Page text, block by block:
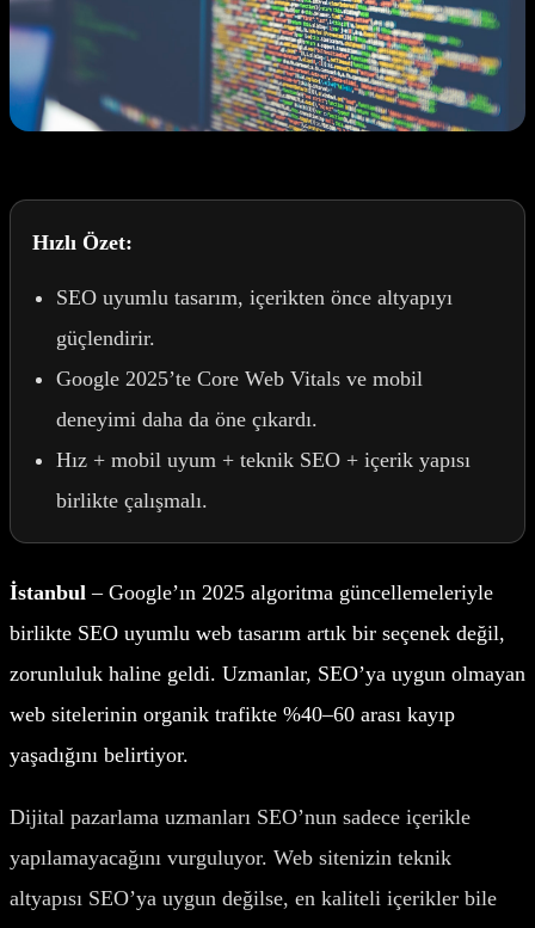
Hızlı Özet:
SEO uyumlu tasarım, içerikten önce altyapıyı
güçlendirir.
Google 2025’te Core Web Vitals ve mobil
deneyimi daha da öne çıkardı.
Hız + mobil uyum + teknik SEO + içerik yapısı
birlikte çalışmalı.
İstanbul – Google’ın 2025 algoritma güncellemeleriyle
birlikte SEO uyumlu web tasarım artık bir seçenek değil,
zorunluluk haline geldi. Uzmanlar, SEO’ya uygun olmayan
web sitelerinin organik trafikte %40–60 arası kayıp
yaşadığını belirtiyor.
Dijital pazarlama uzmanları SEO’nun sadece içerikle
yapılamayacağını vurguluyor. Web sitenizin teknik
altyapısı SEO’ya uygun değilse, en kaliteli içerikler bile